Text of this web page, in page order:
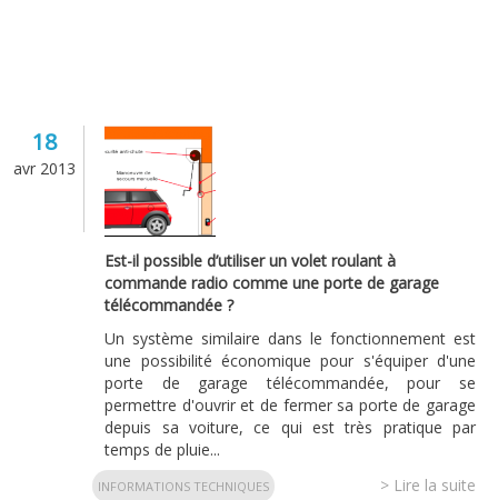
18
avr 2013
Est-il possible d’utiliser un volet roulant à
commande radio comme une porte de garage
télécommandée ?
Un système similaire dans le fonctionnement est
une possibilité économique pour s'équiper d'une
porte de garage télécommandée, pour se
permettre d'ouvrir et de fermer sa porte de garage
depuis sa voiture, ce qui est très pratique par
temps de pluie...
> Lire la suite
INFORMATIONS TECHNIQUES